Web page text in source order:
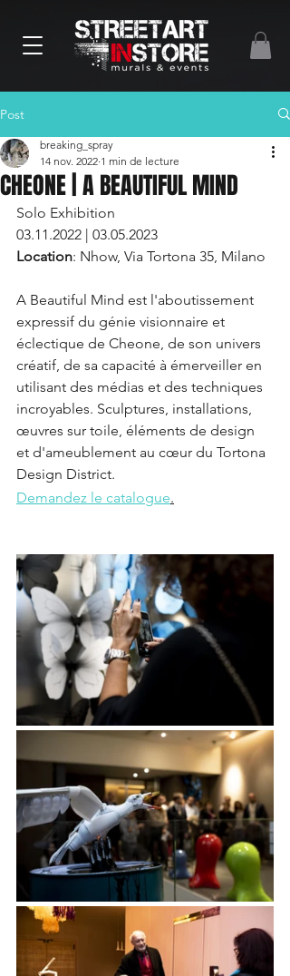
Post
CHEONE | A BEAUTIFUL MIND
breaking_spray
14 nov. 2022 1 min de lecture
Solo Exhibition
03.11.2022 | 03.05.2023
Location: Nhow, Via Tortona 35, Milano
A Beautiful Mind est l'aboutissement
expressif du génie visionnaire et
éclectique de Cheone, de son univers
créatif, de sa capacité à émerveiller en
utilisant des médias et des techniques
incroyables. Sculptures, installations,
œuvres sur toile, éléments de design
et d'ameublement au cœur du Tortona
Design District.
Demandez le catalogue.